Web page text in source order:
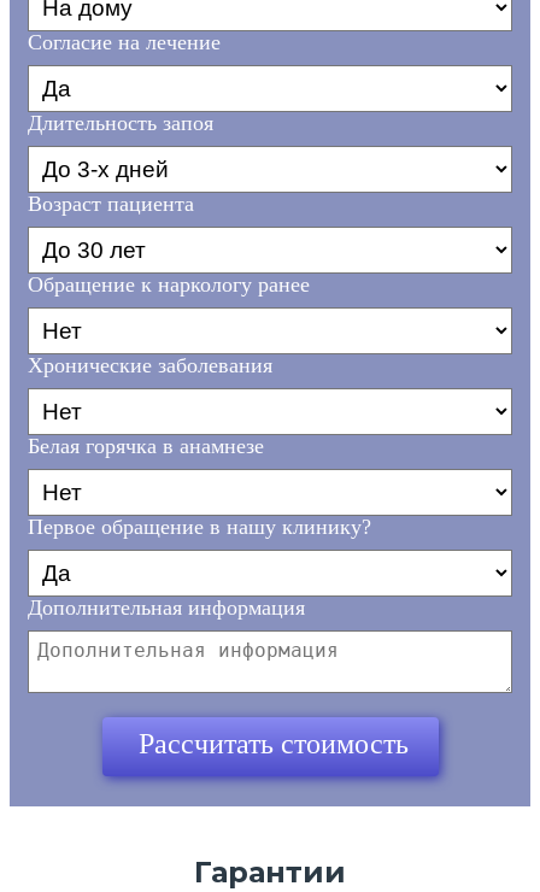
Согласие на лечение
Длительность запоя
Возраст пациента
Обращение к наркологу ранее
Хронические заболевания
Белая горячка в анамнезе
Первое обращение в нашу клинику?
Дополнительная информация
Рассчитать стоимость
Гарантии